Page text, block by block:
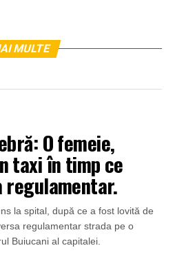
MULTE
O femeie,
taxi în timp ce
la spital, după ce a fost lovită de
regulamentar strada pe o
Buiucani al capitalei.